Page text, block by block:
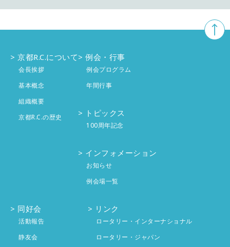
8月 3件
7月 4件
5月 4件
1月 4件
5件
9月 4件
8月 2件
7月 4件
6月 4件
2月 4件
1月 4件
11月 5件
9月 4件
8月 4件
3月 投稿なし
2月 投稿なし
京都R.C.について
会長挨拶
基本概念
組織概要
京都R.C.の歴史
例会・行事
例会プログラム
年間行事
トピックス
100周年記念
インフォメーション
お知らせ
例会場一覧
同好会
活動報告
静友会
リンク
ロータリー・インターナショナル
ロータリー・ジャパン